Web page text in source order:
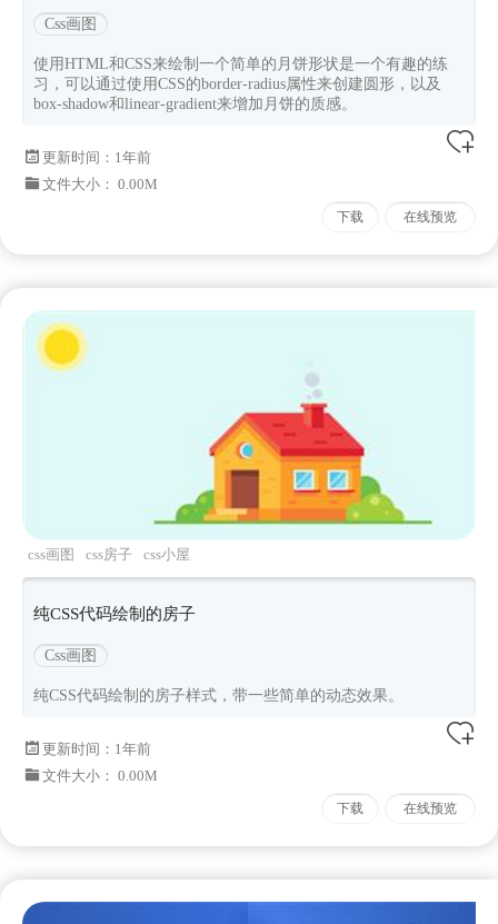
Css画图
使用HTML和CSS来绘制一个简单的月饼形状是一个有趣的练
习，可以通过使用CSS的border-radius属性来创建圆形，以及
box-shadow和linear-gradient来增加月饼的质感。
更新时间： 1年前
文件大小： 0.00M
下载 在线预览
css画图 css房子 css小屋
纯CSS代码绘制的房子
Css画图
纯CSS代码绘制的房子样式，带一些简单的动态效果。
更新时间： 1年前
文件大小： 0.00M
下载 在线预览